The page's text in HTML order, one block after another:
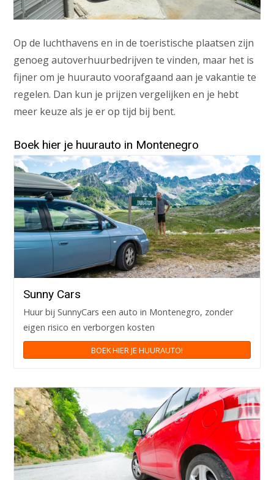
Op de luchthavens en in de toeristische plaatsen zijn
genoeg autoverhuurbedrijven te vinden, maar het is
fijner om je huurauto voorafgaand aan je vakantie te
regelen. Dan kun je prijzen vergelijken en je hebt
meer keuze als je er op tijd bij bent.
Boek hier je huurauto in Montenegro
Sunny Cars
Huur bij SunnyCars een auto in Montenegro, zonder
eigen risico en verborgen kosten
BOEK HIER JE HUURAUTO!